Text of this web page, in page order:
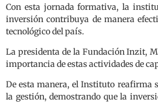
Con esta jornada formativa, la
inversión contribuya de manera
tecnológico del país.
La presidenta de la Fundación Inzit,
importancia de estas actividades de
De esta manera, el Instituto reafirma
la gestión, demostrando que la